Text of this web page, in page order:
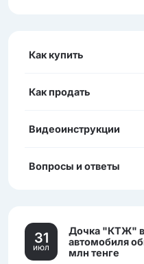
Как купить
Как продать
Видеоинструкции
Вопросы и ответы
31
июл
Дочка "КТЖ"
автомобиля
млн тенге